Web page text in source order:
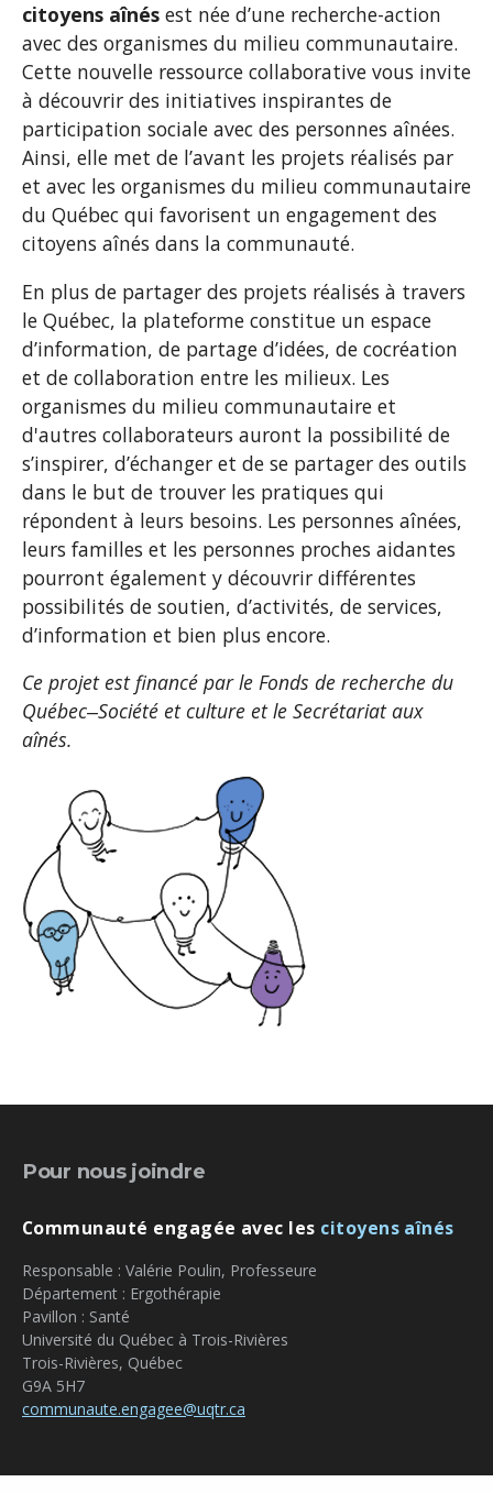
citoyens aînésest née d’une recherche-action
avec des organismes du milieu communautaire.
Cette nouvelle ressource collaborative vous invite
à découvrir des initiatives inspirantes de
participation sociale avec des personnes aînées.
Ainsi, elle met de l’avant les projets réalisés par
et avec les organismes du milieu communautaire
du Québec qui favorisent un engagement des
citoyens aînés dans la communauté.
En plus de partager des projets réalisés à travers
le Québec, la plateforme constitue un espace
d’information, de partage d’idées, de cocréation
et de collaboration entre les milieux. Les
organismes du milieu communautaire et
d'autres collaborateurs auront la possibilité de
s’inspirer, d’échanger et de se partager des outils
dans le but de trouver les pratiques qui
répondent à leurs besoins. Les personnes aînées,
leurs familles et les personnes proches aidantes
pourront également y découvrir différentes
possibilités de soutien, d’activités, de services,
d’information et bien plus encore.
Ce projet est financé par le Fonds de recherche du
Québec‒Société et culture et le Secrétariat aux
aînés.
Pour nous joindre
Communauté engagée avec les citoyens aînés
Responsable : Valérie Poulin, Professeure
Département : Ergothérapie
Pavillon : Santé
Université du Québec à Trois-Rivières
Trois-Rivières, Québec
G9A 5H7
communaute.engagee@uqtr.ca